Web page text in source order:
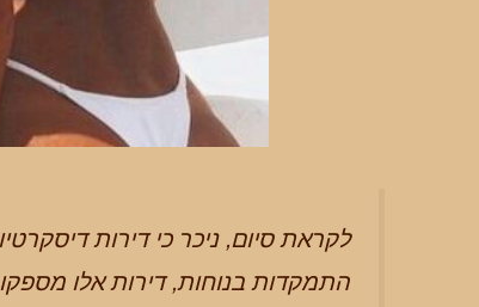
לקראת סיום, ניכר כי דירות
התמקדות בנוחות, דירות אלו